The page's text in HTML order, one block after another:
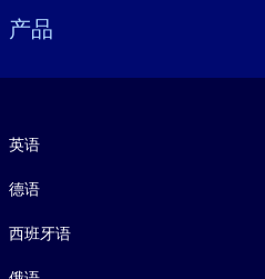
产品
英语
德语
西班牙语